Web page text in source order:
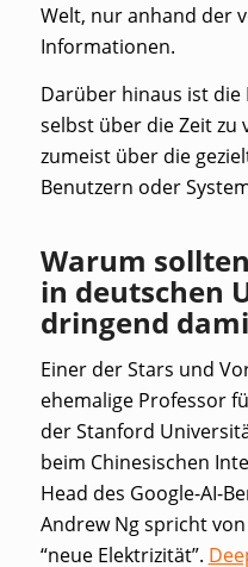
Welt, nur anhand der
Informationen.
Darüber hinaus ist die
selbst über die Zeit zu
zumeist über die
Benutzern oder
Warum
in deutschen
dringend
Einer der Stars und
ehemalige Professor
der Stanford
beim Chinesischen
Head des Google-AI-
Andrew Ng spricht
“neue Elektrizität”.